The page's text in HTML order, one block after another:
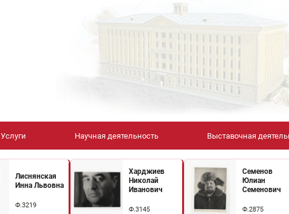
Услуги Научная деятельность Выставочная
Лиснянская
Инна Львовна
Ф.3219
Харджиев
Николай
Иванович
Ф.3145
Семенов
Юлиан
Семенович
Ф.2875